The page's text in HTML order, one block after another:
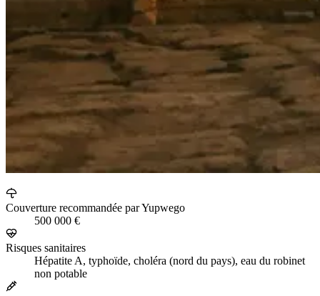
Couverture recommandée par Yupwego
500 000 €
Risques sanitaires
Hépatite A, typhoïde, choléra (nord du pays), eau du robinet
non potable